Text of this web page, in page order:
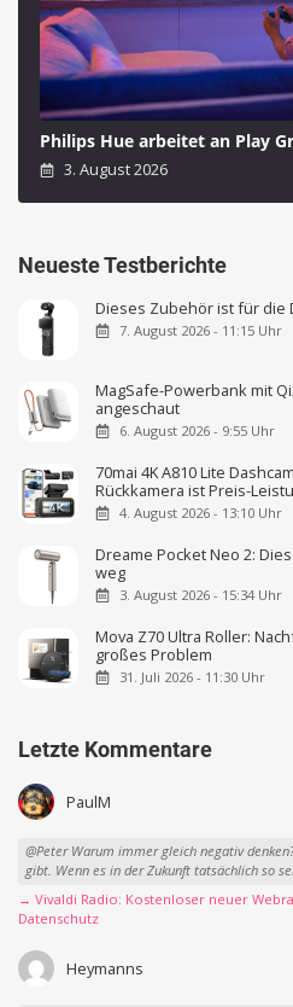
Philips Hue arbeitet an Play
3. August 2026
Neueste Testberichte
Dieses Zubehör ist für die
7. August 2026 - 11:15 Uhr
MagSafe-Powerbank mit
angeschaut
6. August 2026 - 9:55 Uhr
70mai 4K A810 Lite
Rückkamera ist Preis-
4. August 2026 - 13:10 Uhr
Dreame Pocket Neo 2:
weg
3. August 2026 - 15:34 Uhr
Mova Z70 Ultra Roller:
großes Problem
31. Juli 2026 - 11:30 Uhr
Letzte Kommentare
PaulM
@Peter Warum immer gleich negativ
gibt. Wenn es in der Zukunft tatsächlich so
→ Vivaldi Radio: Kostenloser neuer
Datenschutz
Heymanns